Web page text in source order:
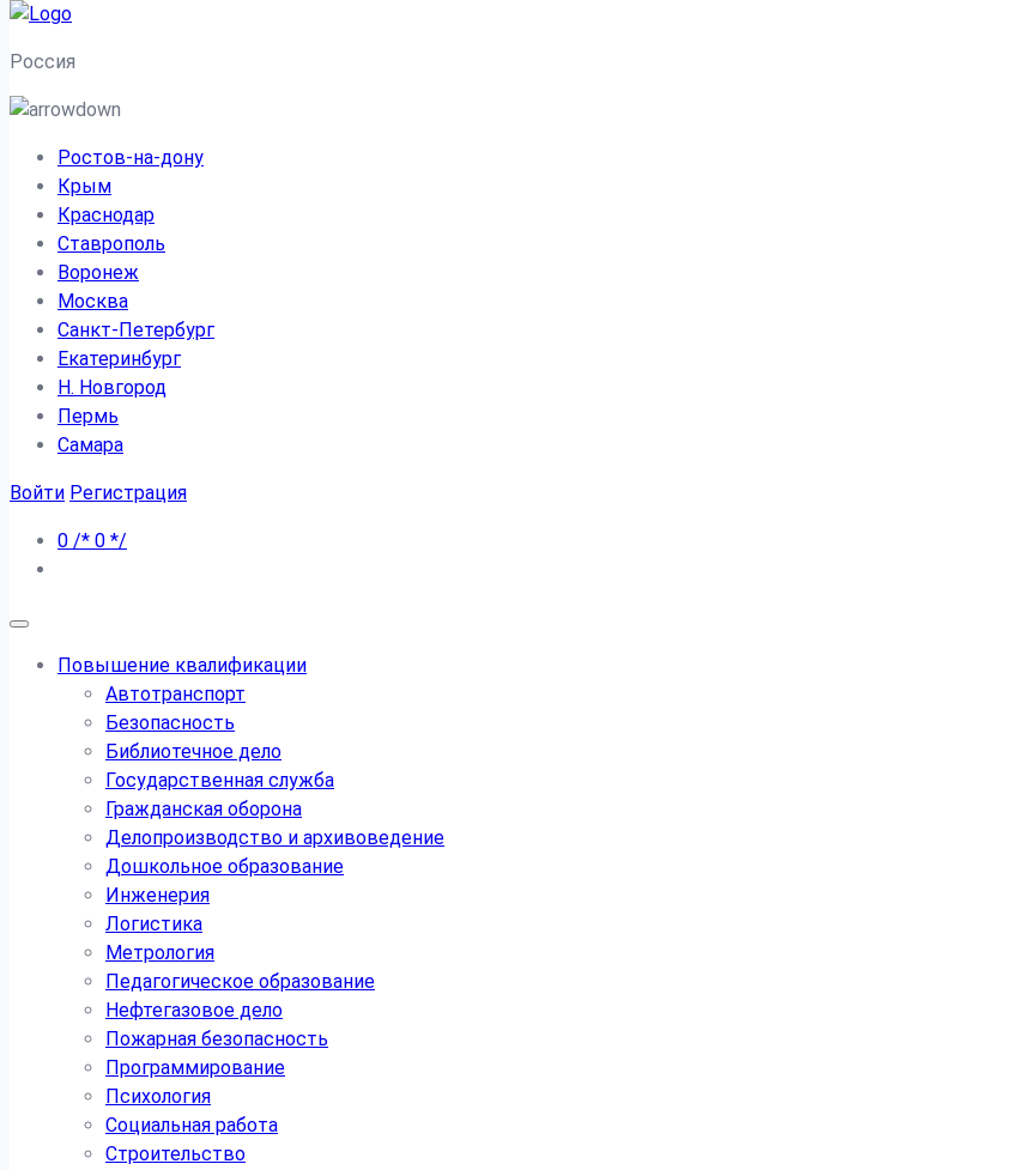
Россия
Ростов-на-дону
Крым
Краснодар
Ставрополь
Воронеж
Москва
Санкт-Петербург
Екатеринбург
Н. Новгород
Пермь
Самара
Войти Регистрация
0 /* 0 */
Повышение квалификации
Автотранспорт
Безопасность
Библиотечное дело
Государственная служба
Гражданская оборона
Делопроизводство и архивоведение
Дошкольное образование
Инженерия
Логистика
Метрология
Педагогическое образование
Нефтегазовое дело
Пожарная безопасность
Программирование
Психология
Социальная работа
Строительство